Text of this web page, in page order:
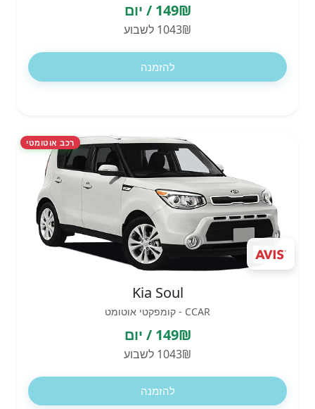
149₪ / יום
1043₪ לשבוע
להזמנה
רכב אוטומטי
Kia Soul
CCAR - קומפקטי אוטומט
149₪ / יום
1043₪ לשבוע
להזמנה